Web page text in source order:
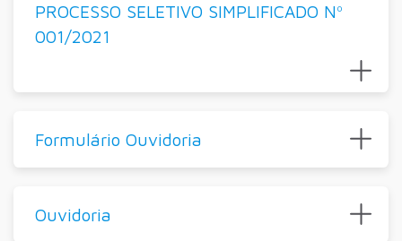
PROCESSO SELETIVO SIMPLIFICADO Nº
001/2021
Formulário Ouvidoria
Ouvidoria